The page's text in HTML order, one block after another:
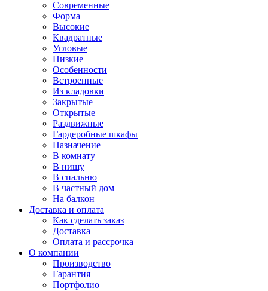
Современные
Форма
Высокие
Квадратные
Угловые
Низкие
Особенности
Встроенные
Из кладовки
Закрытые
Открытые
Раздвижные
Гардеробные шкафы
Назначение
В комнату
В нишу
В спальню
В частный дом
На балкон
Доставка и оплата
Как сделать заказ
Доставка
Оплата и рассрочка
О компании
Производство
Гарантия
Портфолио